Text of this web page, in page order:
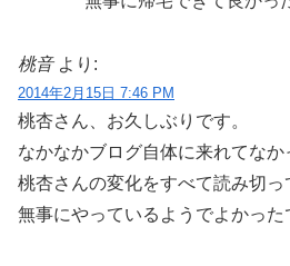
桃音 より:
2014年2月15日 7:46 PM
桃杏さん、お久しぶりです。
なかなかブログ自体に来れてなか
桃杏さんの変化をすべて読み切
無事にやっているようでよかった